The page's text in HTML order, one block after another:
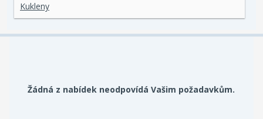
Kukleny
Žádná z nabídek neodpovídá Vašim požadavkům.